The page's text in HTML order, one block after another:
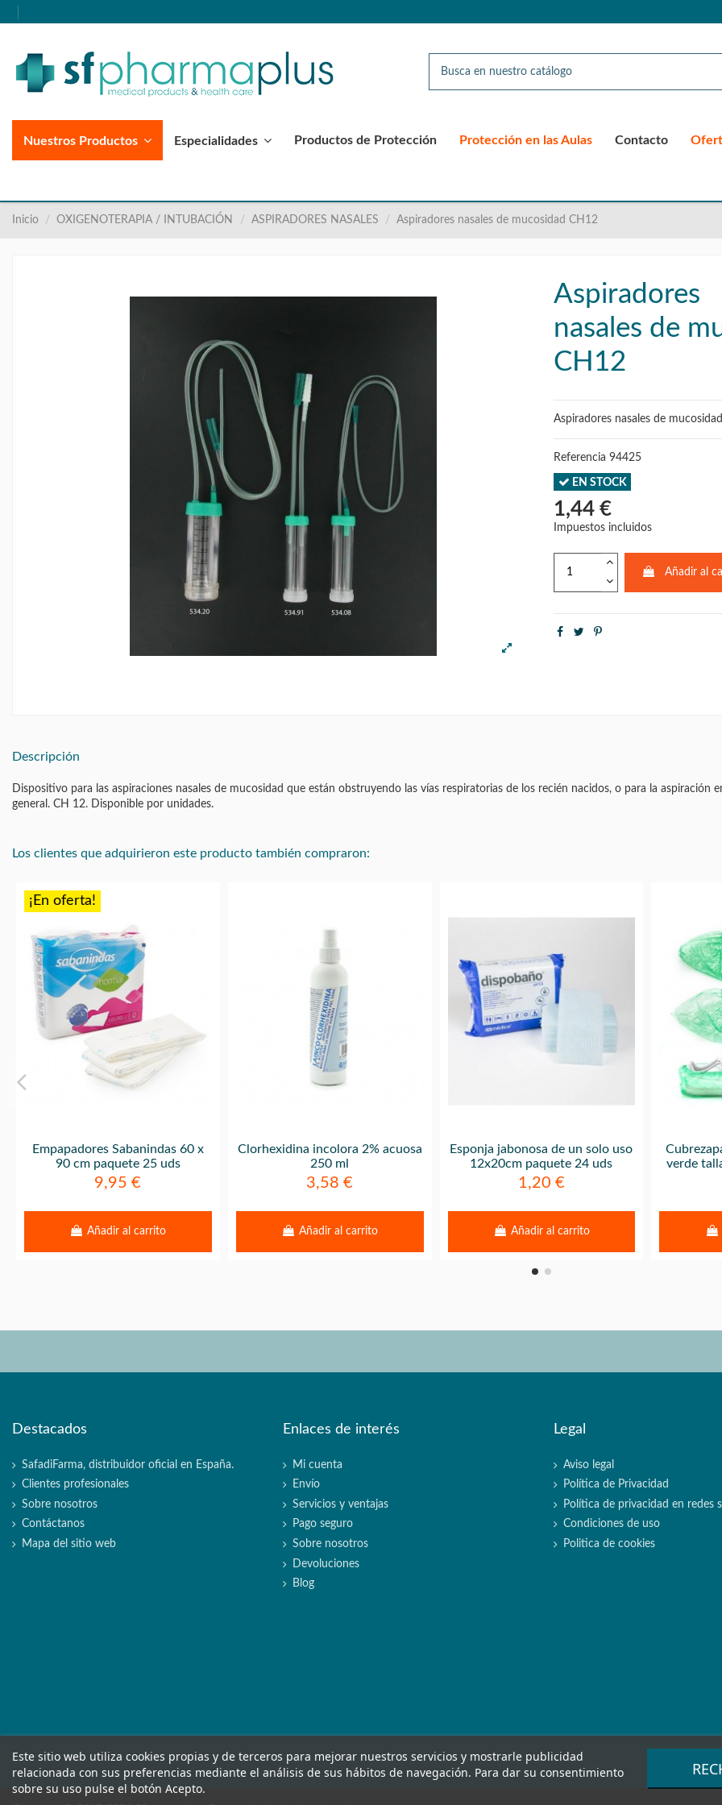
Nuestros Productos Especialidades Productos de Protección Protección en las Aulas Contacto
Inicio OXIGENOTERAPIA / INTUBACIÓN ASPIRADORES NASALES Aspiradores nasales de mucosidad CH12
Aspiradores
nasales de
CH12
Aspiradores nasales de mucosidad
Referencia 94425
EN STOCK
1,44 €
Impuestos incluidos
Añadir al
Descripción
Dispositivo para las aspiraciones nasales de mucosidad que están obstruyendo las vías respiratorias de los recién nacidos, o para la aspiración
general. CH 12. Disponible por unidades.
Los clientes que adquirieron este producto también compraron:
¡En oferta!
Empapadores Sabanindas 60 x
90 cm paquete 25 uds
9,95 €
Añadir al carrito
Clorhexidina incolora 2% acuosa
250 ml
3,58 €
Añadir al carrito
Esponja jabonosa de un solo uso
12x20cm paquete 24 uds
1,20 €
Añadir al carrito
verde
Destacados
SafadiFarma, distribuidor oficial en España.
Clientes profesionales
Sobre nosotros
Contáctanos
Mapa del sitio web
Enlaces de interés
Mi cuenta
Envío
Servicios y ventajas
Pago seguro
Sobre nosotros
Devoluciones
Blog
Legal
Aviso legal
Política de Privacidad
Política de privacidad en redes
Condiciones de uso
Politica de cookies
Este sitio web utiliza cookies propias y de terceros para mejorar nuestros servicios y mostrarle publicidad
relacionada con sus preferencias mediante el análisis de sus hábitos de navegación. Para dar su consentimiento
sobre su uso pulse el botón Acepto.